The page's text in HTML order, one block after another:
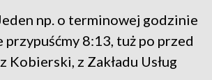
np. o terminowej godzinie
8:13, tuż po przed
z Zakładu Usług